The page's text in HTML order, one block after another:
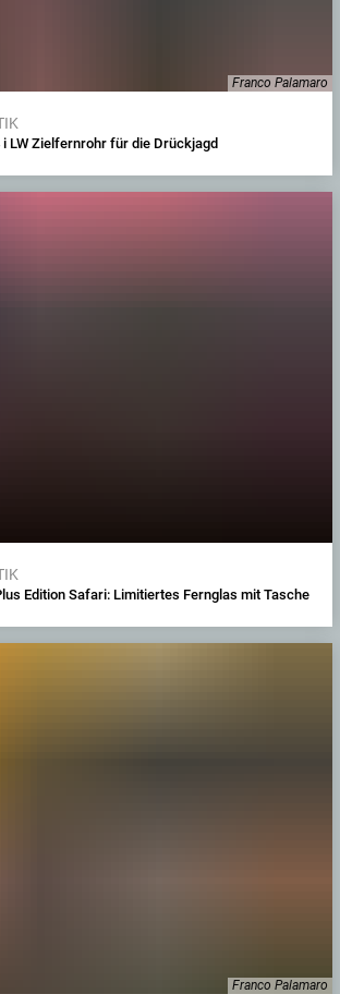
Franco Palamaro
LW Zielfernrohr für die Drückjagd
Edition Safari: Limitiertes Fernglas mit Tasche
Franco Palamaro